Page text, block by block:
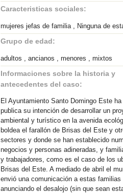
Caracteristicas sociales:
mujeres jefas de familia , Ninguna de
Grupo de edad:
adultos , ancianos , menores , mixtos
Informaciones sobre la historia y
antecedentes del caso:
El Ayuntamiento Santo Domingo Este
publica su intención de desarrollar un
ambiental y turístico en la avenida
boldea el farallón de Brisas del Este y
sectores y donde se han establecido
negocios y personas adineradas, y
y trabajadores, como es el caso de los
Brisas del Este. A mediado de abril el
envió una comunicación a estas familias
anunciando el desalojo (sin que sean